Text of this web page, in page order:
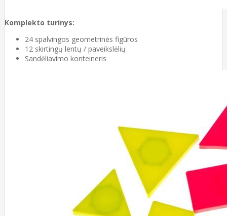
Komplekto turinys:
24 spalvingos geometrinės figūros
12 skirtingų lentų / paveikslėlių
Sandėliavimo konteineris